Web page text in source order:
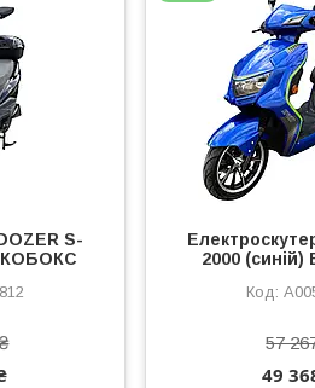
S-
2000
57
49